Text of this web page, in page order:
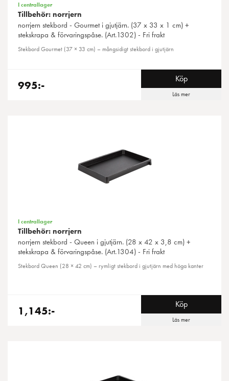
I centrallager
Tillbehör: norrjern
norrjern stekbord - Gourmet i gjutjärn. (37 x 33 x 1 cm) +
stekskrapa & förvaringspåse. (Art.1302) - Fri frakt
Stekbord Gourmet (37 × 33 cm) – mångsidigt stekbord i gjutjärn
995:- Köp
Läs mer
I centrallager
Tillbehör: norrjern
norrjern stekbord - Queen i gjutjärn. (28 x 42 x 3,8 cm) +
stekskrapa & förvaringspåse. (Art.1304) - Fri frakt
Stekbord Queen (28 × 42 cm) – rymligt stekbord i gjutjärn med höga kanter
1,145:- Köp
Läs mer